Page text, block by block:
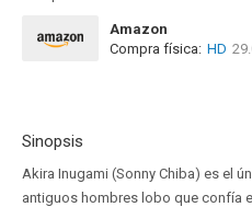
Amazon
Compra física: HD
Sinopsis
Akira Inugami (Sonny Chiba) es el
antiguos hombres lobo que confía